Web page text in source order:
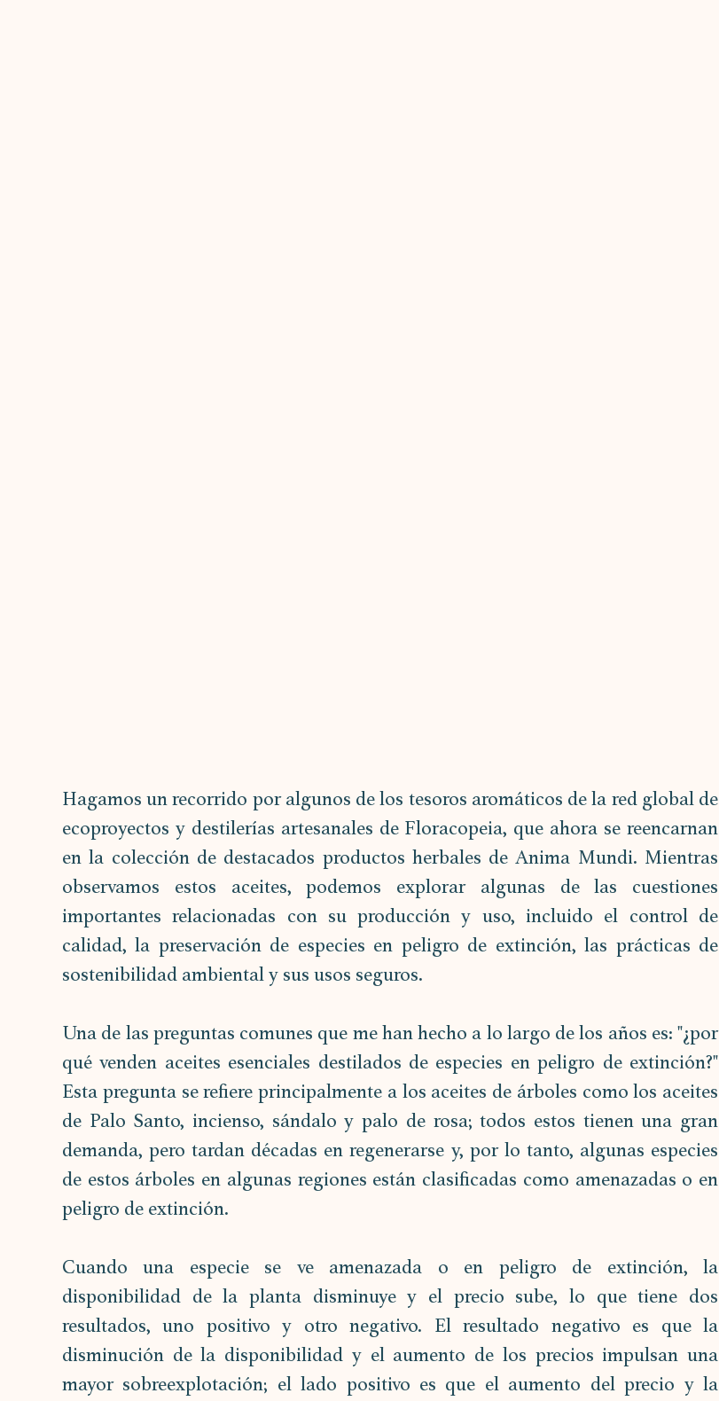
Hagamos un recorrido por algunos de los tesoros aromáticos de la red global de
ecoproyectos y destilerías artesanales de Floracopeia, que ahora se reencarnan
en la colección de destacados productos herbales de Anima Mundi. Mientras
observamos estos aceites, podemos explorar algunas de las cuestiones
importantes relacionadas con su producción y uso, incluido el control de
calidad, la preservación de especies en peligro de extinción, las prácticas de
sostenibilidad ambiental y sus usos seguros.
Una de las preguntas comunes que me han hecho a lo largo de los años es: "¿por
qué venden aceites esenciales destilados de especies en peligro de extinción?"
Esta pregunta se refiere principalmente a los aceites de árboles como los aceites
de Palo Santo, incienso, sándalo y palo de rosa; todos estos tienen una gran
demanda, pero tardan décadas en regenerarse y, por lo tanto, algunas especies
de estos árboles en algunas regiones están clasificadas como amenazadas o en
peligro de extinción.
Cuando una especie se ve amenazada o en peligro de extinción, la
disponibilidad de la planta disminuye y el precio sube, lo que tiene dos
resultados, uno positivo y otro negativo. El resultado negativo es que la
disminución de la disponibilidad y el aumento de los precios impulsan una
mayor sobreexplotación; el lado positivo es que el aumento del precio y la